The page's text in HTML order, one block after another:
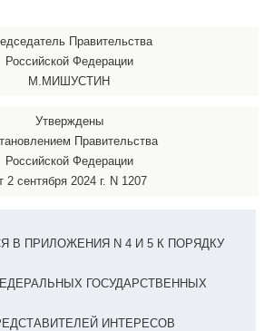
Правительства
Российской Федерации
М.МИШУСТИН
Утверждены
Правительства
Российской Федерации
2 сентября 2024 г. N 1207
В ПРИЛОЖЕНИЯ N 4 И 5 К ПОРЯДКУ
ГОСУДАРСТВЕННЫХ
ИНТЕРЕСОВ